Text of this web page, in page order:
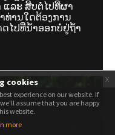
ແລະ ສືບຕໍ່ໄປທີ່ຜາ
ທ່ານໃດຕ້ອງການ
ໄປທີ່ນ້ຳອອກບໍ່ຢູ່ຖ້ຳ
experience on our website. If
assume that you are happy
website.
cookies
experience on our website. If
assume that you are happy
website.
more
x